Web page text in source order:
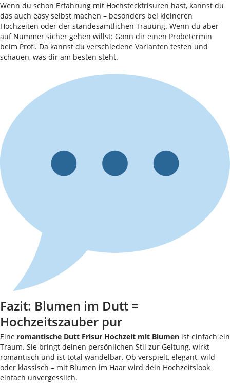
Wenn du schon Erfahrung mit Hochsteckfrisuren hast, kannst du
das auch easy selbst machen – besonders bei kleineren
Hochzeiten oder der standesamtlichen Trauung. Wenn du aber
auf Nummer sicher gehen willst: Gönn dir einen Probetermin
beim Profi. Da kannst du verschiedene Varianten testen und
schauen, was dir am besten steht.
Fazit: Blumen im Dutt =
Hochzeitszauber pur
Eine romantische Dutt Frisur Hochzeit mit Blumen ist einfach ein
Traum. Sie bringt deinen persönlichen Stil zur Geltung, wirkt
romantisch und ist total wandelbar. Ob verspielt, elegant, wild
oder klassisch – mit Blumen im Haar wird dein Hochzeitslook
einfach unvergesslich.